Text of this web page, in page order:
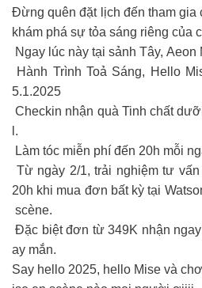
Đừng quên đặt lịch đến tham gia
khám phá sự tỏa sáng riêng của
Ngay lúc này tại sảnh Tây, Aeon
Hành Trình Toả Sáng, Hello
5.1.2025
Checkin nhận quà Tinh chất
l.
Làm tóc miễn phí đến 20h mỗi
Từ ngày 2/1, trải nghiệm tư
20h khi mua đơn bất kỳ tại
scène.
Đặc biệt đơn từ 349K nhận
ay mắn.
Say hello 2025, hello Mise và